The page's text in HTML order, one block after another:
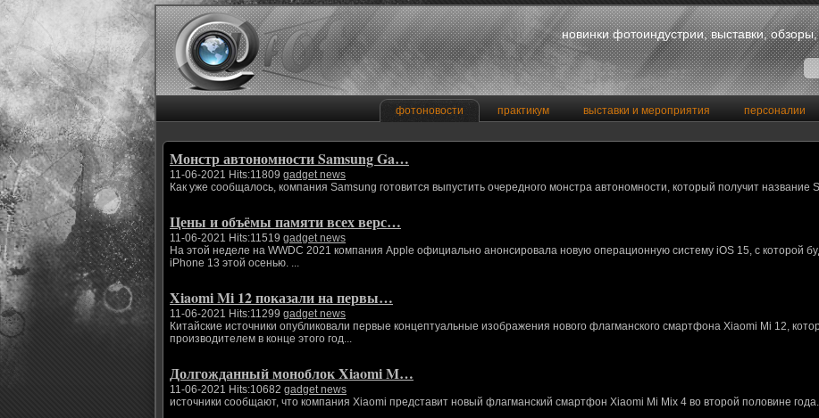
новинки фотоиндустрии, выставки,
фотоновости практикум выставки и мероприятия персоналии
Монстр автономности Samsung Ga…
11-06-2021 Hits:11809 gadget news
Как уже сообщалось, компания Samsung готовится выпустить очередного монстра автономности, который получит название
Цены и объёмы памяти всех верс…
11-06-2021 Hits:11519 gadget news
На этой неделе на WWDC 2021 компания Apple официально анонсировала новую операционную систему iOS 15, с которой
iPhone 13 этой осенью. ...
Xiaomi Mi 12 показали на первы…
11-06-2021 Hits:11299 gadget news
Китайские источники опубликовали первые концептуальные изображения нового флагманского смартфона Xiaomi Mi 12,
производителем в конце этого год...
Долгожданный моноблок Xiaomi M…
11-06-2021 Hits:10682 gadget news
источники сообщают, что компания Xiaomi представит новый флагманский смартфон Xiaomi Mi Mix 4 во второй половине года.